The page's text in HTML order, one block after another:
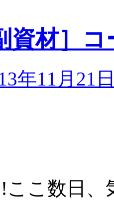
資材］
年11月21
ここ数日